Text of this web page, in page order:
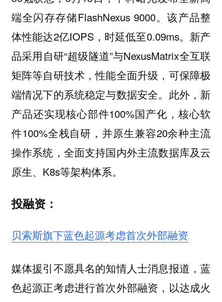
端全闪存存储FlashNexus 9000。该产品整
体性能达2亿IOPS，时延低至0.09ms。新产
品采用自研“超级隧道”与NexusMatrix全互联
矩阵等自研技术，性能全面升级，可保障极
端情况下的系统稳定与数据安全。此外，新
产品还实现核心部件100%国产化，核心软
件100%全栈自研，并原生兼容20余种主流
操作系统，全面支持国内外主流数据库及云
原生、K8s等架构体系。
投融资：
贝索斯旗下蓝色起源考虑首次外部融资
媒体援引不愿具名的知情人士消息报道，蓝
色起源正考虑进行首次外部融资，以达成火